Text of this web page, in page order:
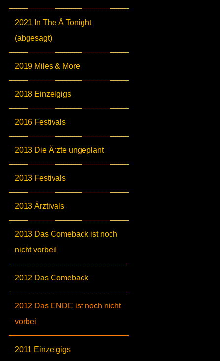
2021 In The Ä Tonight
(abgesagt)
2019 Miles & More
2018 Einzelgigs
2016 Festivals
2013 Die Ärzte ungeplant
2013 Festivals
2013 Ärztivals
2013 Das Comeback ist noch
nicht vorbei!
2012 Das Comeback
2012 Das ENDE ist noch nicht
vorbei
2011 Einzelgigs